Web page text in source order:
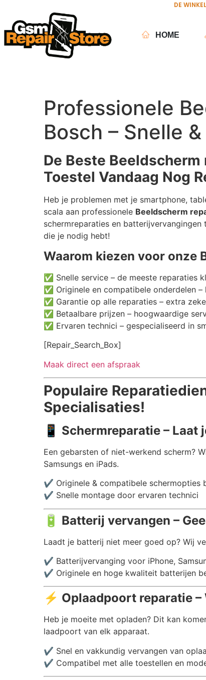
DE
HOME
Professionele
Bosch – Snelle
De Beste Beeldscherm
Toestel Vandaag Nog
Heb je problemen met je smartphone,
scala aan professionele Beeldscherm
schermreparaties en
die je nodig hebt!
Waarom kiezen voor onze
✅ Snelle service – de meeste reparaties
✅ Originele en compatibele onderdelen
✅ Garantie op alle reparaties – extra
✅ Betaalbare prijzen – hoogwaardige
✅ Ervaren technici – gespecialiseerd in
[Repair_Search_Box]
Maak direct een afspraak
Populaire
Specialisaties!
📱 Schermreparatie – Laat
Een gebarsten of niet-werkend scherm?
Samsungs en iPads.
✔️ Originele & compatibele schermopties
✔️ Snelle montage door ervaren technici
🔋 Batterij vervangen –
Laadt je batterij niet meer goed op? Wij
✔️ Batterijvervanging voor iPhone,
✔️ Originele en hoge kwaliteit batterijen
⚡ Oplaadpoort reparatie
Heb je moeite met opladen? Dit kan
laadpoort van elk apparaat.
✔️ Snel en vakkundig vervangen van
✔️ Compatibel met alle toestellen en